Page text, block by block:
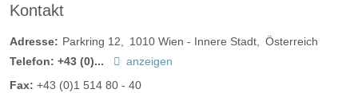
Kontakt
Adresse: Parkring 12 1010 Wien - Innere Stadt
Österreich
Telefon: +43 (0)...
anzeigen
Fax: +43 (0)1 514 80 - 40